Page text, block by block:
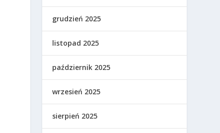
grudzień 2025
listopad 2025
październik 2025
wrzesień 2025
sierpień 2025